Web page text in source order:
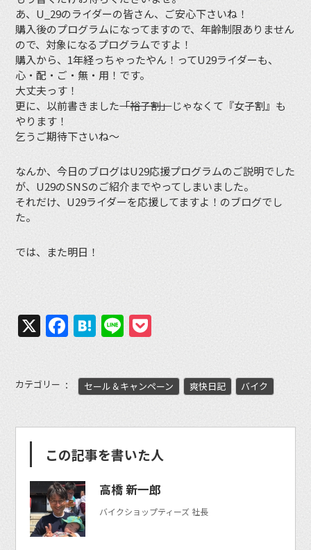
あ、U_29のライダーの皆さん、ご安心下さいね！
購入後のプログラムになってますので、年齢制限ありません
ので、対象になるプログラムですよ！
購入から、1年経っちゃったやん！ってU29ライダーも、
心・配・ご・無・用！です。
大丈夫っす！
更に、以前書きました「裕子割」じゃなくて『女子割』も
やります！
乞うご期待下さいね〜
なんか、今日のブログはU29応援プログラムのご説明でした
が、U29のSNSのご紹介までやってしまいました。
それだけ、U29ライダーを応援してますよ！のブログでし
た。
では、また明日！
X Facebook
Hatena
Line
カテゴリー セール＆キャンペーン 爽快日記 バイク
この記事を書いた人
高橋 新一郎
バイクショップティーズ 社長